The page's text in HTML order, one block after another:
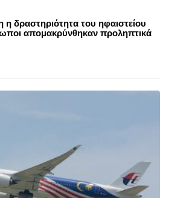
δραστηριότητα του ηφαιστείου
απομακρύνθηκαν προληπτικά